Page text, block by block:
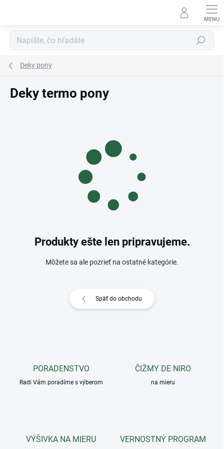
Hľadať
Deky pony
Deky termo pony
Produkty ešte len pripravujeme.
Môžete sa ale pozrieť na ostatné kategórie.
Späť do obchodu
PORADENSTVO
Radi Vám poradíme s výberom
ČIŽMY DE NIRO
na mieru
VÝŠIVKA NA MIERU VERNOSTNÝ PROGRAM